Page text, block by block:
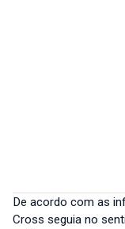
De acordo com as
Cross seguia no